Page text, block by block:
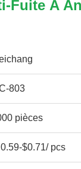
Fuite À
803
pièces
0.59-$0.71/ pcs